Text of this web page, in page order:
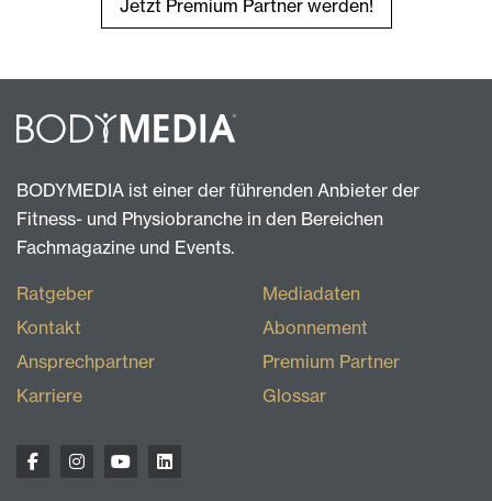
Jetzt Premium Partner werden!
BODYMEDIA ist einer der führenden Anbieter der
Fitness- und Physiobranche in den Bereichen
Fachmagazine und Events.
Ratgeber
Kontakt
Ansprechpartner
Karriere
Mediadaten
Abonnement
Premium Partner
Glossar